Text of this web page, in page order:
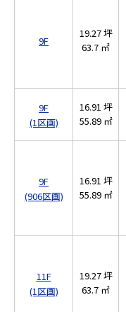
9F
19.27 坪
63.7 ㎡
9F
(1区画)
16.91 坪
55.89 ㎡
9F
(906区画)
16.91 坪
55.89 ㎡
11F
(1区画)
19.27 坪
63.7 ㎡